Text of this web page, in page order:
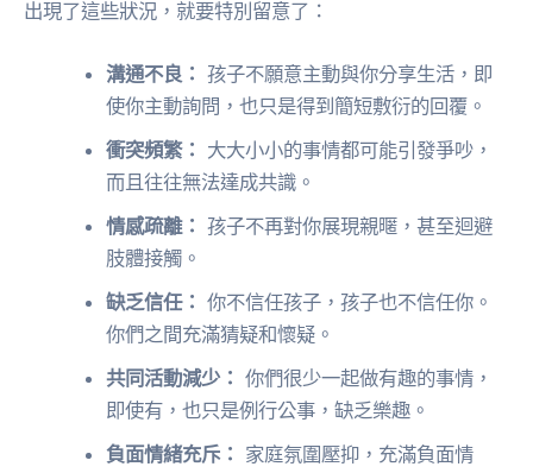
出現了這些狀況，就要特別留意了：
溝通不良： 孩子不願意主動與你分享生活，即
使你主動詢問，也只是得到簡短敷衍的回覆。
衝突頻繁： 大大小小的事情都可能引發爭吵，
而且往往無法達成共識。
情感疏離： 孩子不再對你展現親暱，甚至迴避
肢體接觸。
缺乏信任： 你不信任孩子，孩子也不信任你。
你們之間充滿猜疑和懷疑。
共同活動減少： 你們很少一起做有趣的事情，
即使有，也只是例行公事，缺乏樂趣。
負面情緒充斥： 家庭氛圍壓抑，充滿負面情